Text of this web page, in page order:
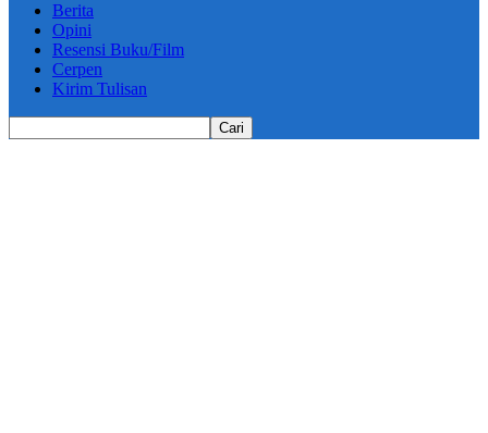
Berita
Opini
Resensi Buku/Film
Cerpen
Kirim Tulisan